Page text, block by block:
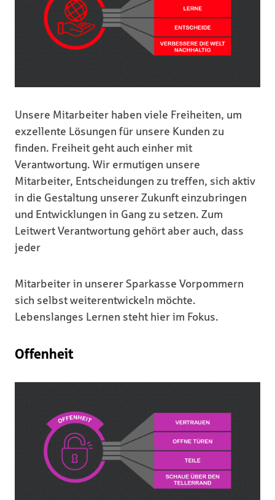
Unsere Mitarbeiter haben viele Freiheiten, um
exzellente Lösungen für unsere Kunden zu
finden. Freiheit geht auch einher mit
Verantwortung. Wir ermutigen unsere
Mitarbeiter, Entscheidungen zu treffen, sich aktiv
in die Gestaltung unserer Zukunft einzubringen
und Entwicklungen in Gang zu setzen. Zum
Leitwert Verantwortung gehört aber auch, dass
jeder
Mitarbeiter in unserer Sparkasse Vorpommern
sich selbst weiterentwickeln möchte.
Lebenslanges Lernen steht hier im Fokus.
Offenheit